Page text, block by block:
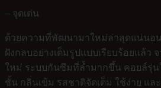
– จุดเด่น
ด้วยความที่พัฒนามาใหม่ล่าสุดแน่นอ
ฝังกลบอย่างเต็มรูปแบบเรียบร้อยแล้ว
ใหม่ ระบบกันซึมที่ล้ำมากขึ้น คอยล์รุ่น
ชั้น กลิ่นเข้ม รสชาติจัดเต็ม ใช้ง่าย แล